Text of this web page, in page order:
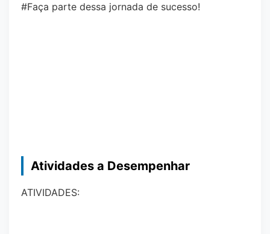
#Faça parte dessa jornada de sucesso!
Atividades a Desempenhar
ATIVIDADES: